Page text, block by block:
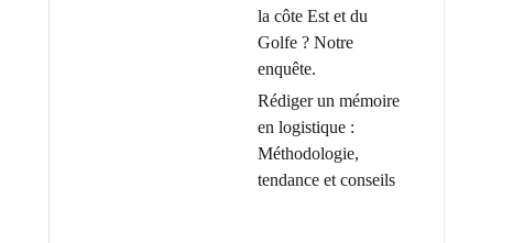
la côte Est et du
Golfe ? Notre
enquête.
Rédiger un mémoire
en logistique :
Méthodologie,
tendance et conseils